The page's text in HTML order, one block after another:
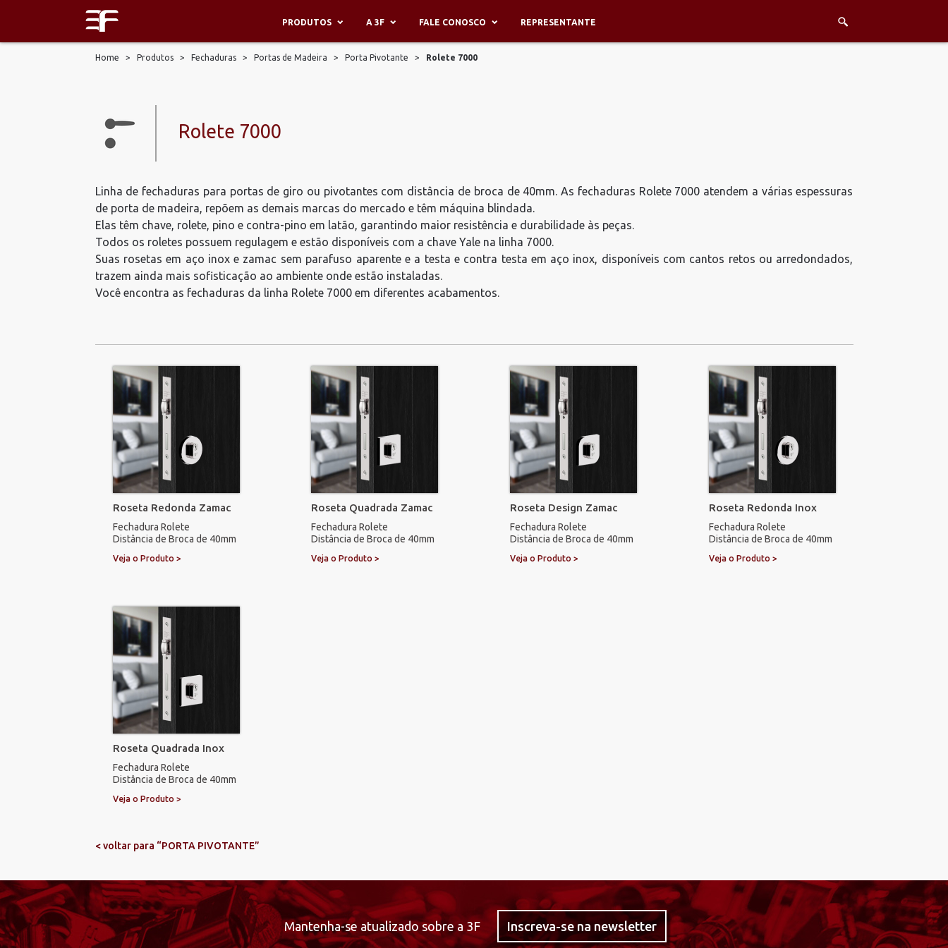
PRODUTOS A 3F FALE CONOSCO REPRESENTANTE
Home > Produtos> Fechaduras> Portas de Madeira > Porta Pivotante > Rolete 7000
Rolete 7000
Linha de fechaduras para portas de giro ou pivotantes com distância de broca de 40mm. As fechaduras Rolete 7000 atendem a várias espessuras
de porta de madeira, repõem as demais marcas do mercado e têm máquina blindada.
Elas têm chave, rolete, pino e contra-pino em latão, garantindo maior resistência e durabilidade às peças.
Todos os roletes possuem regulagem e estão disponíveis com a chave Yale na linha 7000.
Suas rosetas em aço inox e zamac sem parafuso aparente e a testa e contra testa em aço inox, disponíveis com cantos retos ou arredondados,
trazem ainda mais sofisticação ao ambiente onde estão instaladas.
Você encontra as fechaduras da linha Rolete 7000 em diferentes acabamentos.
Roseta Redonda Zamac
Fechadura Rolete
Distância de Broca de 40mm
Veja o Produto >
Roseta Quadrada Zamac
Fechadura Rolete
Distância de Broca de 40mm
Veja o Produto >
Roseta Design Zamac
Fechadura Rolete
Distância de Broca de 40mm
Veja o Produto >
Roseta Redonda Inox
Fechadura Rolete
Distância de Broca de 40mm
Veja o Produto >
Roseta Quadrada Inox
Fechadura Rolete
Distância de Broca de 40mm
Veja o Produto >
< voltar para “PORTA PIVOTANTE”
Mantenha-se atualizado sobre a 3F Inscreva-se na newsletter